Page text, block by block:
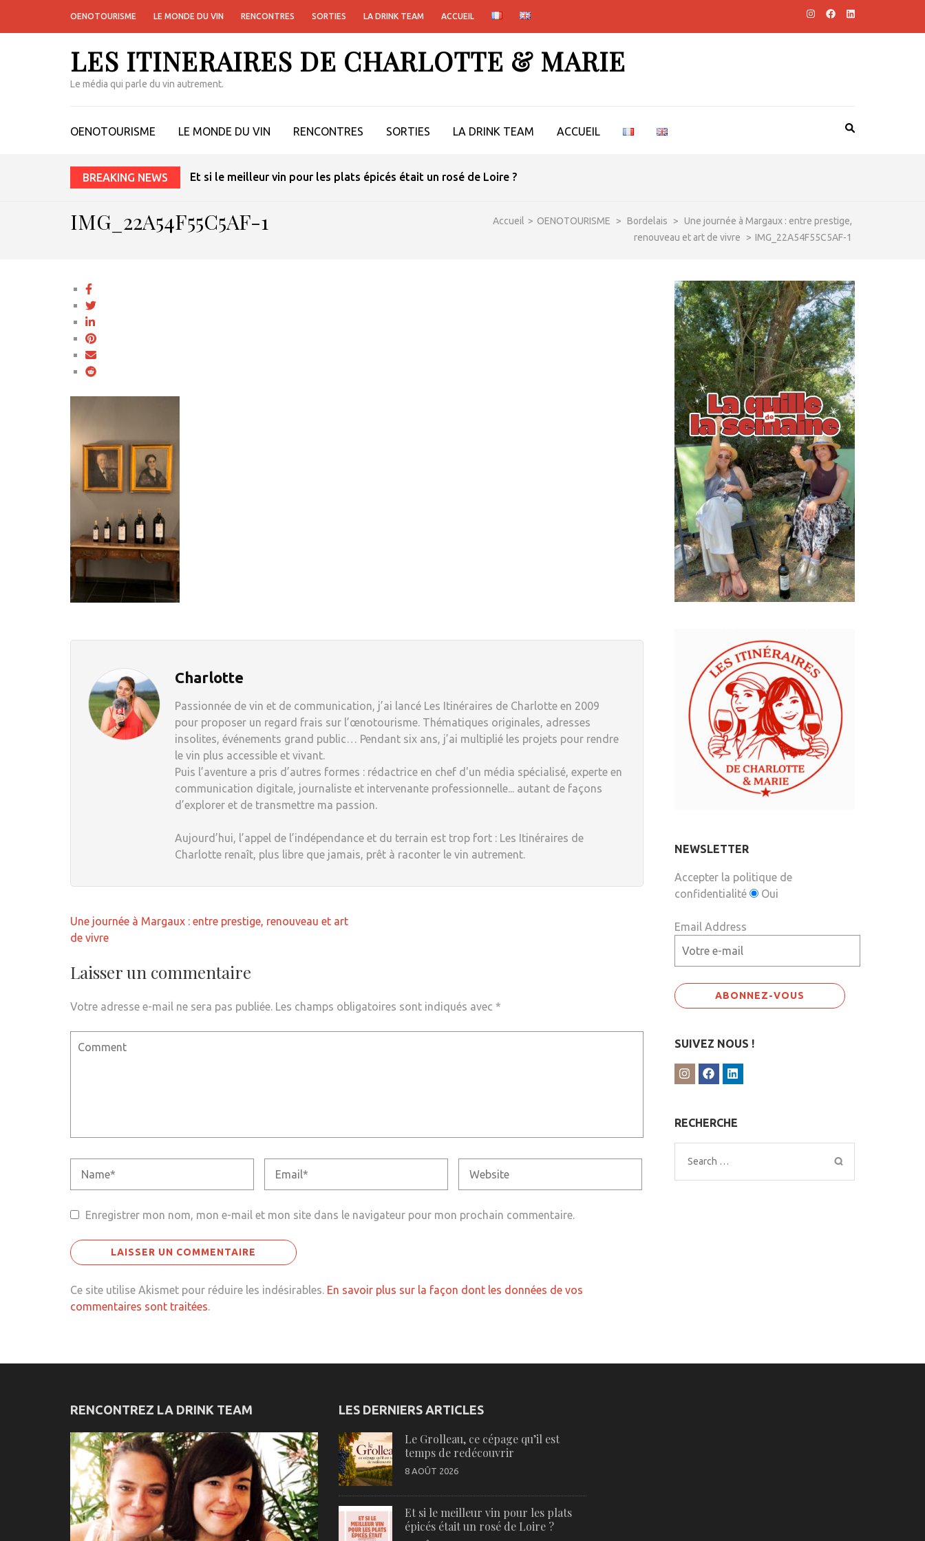
OENOTOURISME LE MONDE DU VIN RENCONTRES SORTIES LA DRINK TEAM ACCUEIL
LES ITINERAIRES DE CHARLOTTE & MARIE
Le média qui parle du vin autrement.
OENOTOURISME LE MONDE DU VIN RENCONTRES SORTIES LA DRINK TEAM ACCUEIL
BREAKING NEWS Et si le meilleur vin pour les plats épicés était un rosé de Loire ?
Accueil > OENOTOURISME > Bordelais > Une journée à Margaux : entre prestige,
renouveau et art de vivre
> IMG_22A54F55C5AF-1
IMG_22A54F55C5AF-1
Charlotte
Passionnée de vin et de communication, j’ai lancé Les Itinéraires de Charlotte en 2009
pour proposer un regard frais sur l’œnotourisme. Thématiques originales, adresses
insolites, événements grand public… Pendant six ans, j’ai multiplié les projets pour rendre
le vin plus accessible et vivant.
Puis l’aventure a pris d’autres formes : rédactrice en chef d'un média spécialisé, experte en
communication digitale, journaliste et intervenante professionnelle... autant de façons
d’explorer et de transmettre ma passion.
Aujourd’hui, l’appel de l’indépendance et du terrain est trop fort : Les Itinéraires de
Charlotte renaît, plus libre que jamais, prêt à raconter le vin autrement.
Navigation
de
Une journée à Margaux : entre prestige, renouveau et art
de vivre
Laisser un commentaire
Votre adresse e-mail ne sera pas publiée. Les champs obligatoires sont indiqués avec *
Enregistrer mon nom, mon e-mail et mon site dans le navigateur pour mon prochain commentaire.
Ce site utilise Akismet pour réduire les indésirables. En savoir plus sur la façon dont les données de vos
commentaires sont traitées.
NEWSLETTER
Accepter la politique de
confidentialité
Oui
Email Address
SUIVEZ NOUS !
RECHERCHE
Search
for:
RENCONTREZ LA DRINK TEAM LES DERNIERS ARTICLES
Le Grolleau, ce cépage qu’il est
temps de redécouvrir
8 AOÛT 2026
Et si le meilleur vin pour les plats
épicés était un rosé de Loire ?